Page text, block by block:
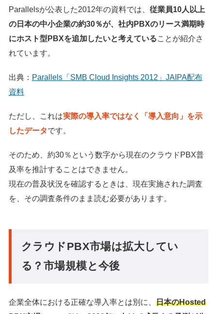
Parallelsが公表した2012年の資料では、 従業員10人以上
の日本の中小企業の約30％が、社内PBXのリース満期時
にホスト型PBXを追加したいと考えていることが紹介さ
れています。
出典： Parallels「SMB Cloud Insights 2012」JAIPA配布
資料
ただし、これは実際の導入率ではなく「導入意向」を示
したデータです。
そのため、約30％という数字から現在のクラウドPBX普
及率を推計することはできません。
現在の普及状況を確認するときは、現在実施された調査
を、その調査条件のまま読む必要があります。
クラウドPBX市場は拡大してい
る？市場規模と今後
企業全体における正確な導入率とは別に、 日本のHosted